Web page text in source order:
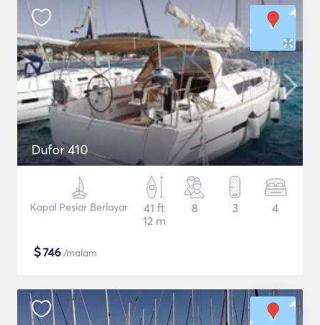
Dufor 410
Kapal Pesiar Berlayar
41 ft
12 m
8 3 4
$746 /malam